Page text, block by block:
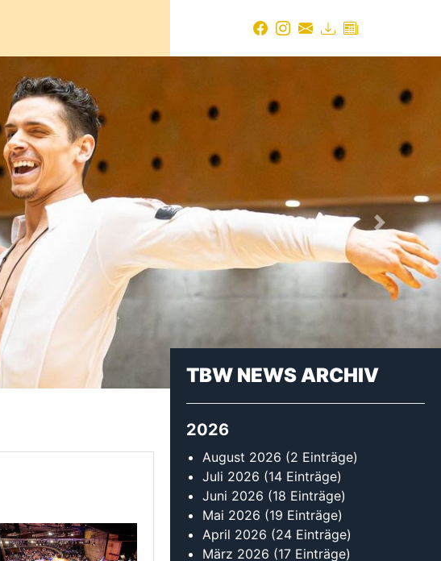
TBW NEWS ARCHIV
August 2026
(2 Einträge)
Juli 2026(14 Einträge)
Juni 2026 (18 Einträge)
Mai 2026
(24 Einträge)
Februar 2026
(14 Einträge)
November 2025
Oktober 2025(12 Einträge)
September 2025(24 Einträge)
August 2025(13 Einträge)
Juli 2025 (9 Einträge)
Juni 2025(13 Einträge)
Mai 2025(16 Einträge)